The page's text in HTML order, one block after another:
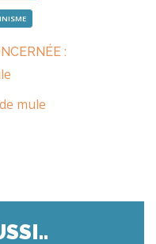
:
mule